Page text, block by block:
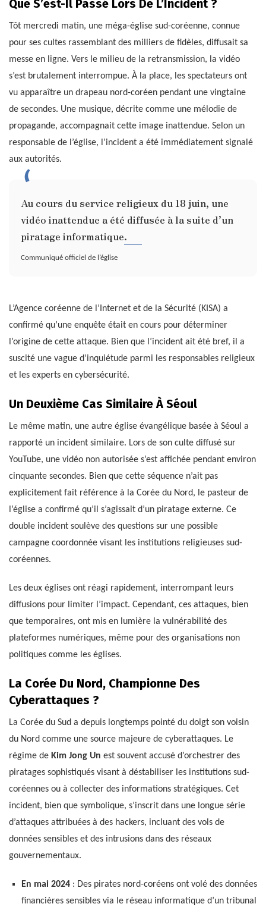
Que S’est-Il Passé Lors De L’Incident ?
Tôt mercredi matin, une méga-église sud-coréenne, connue
pour ses cultes rassemblant des milliers de fidèles, diffusait sa
messe en ligne. Vers le milieu de la retransmission, la vidéo
s’est brutalement interrompue. À la place, les spectateurs ont
vu apparaître un drapeau nord-coréen pendant une vingtaine
de secondes. Une musique, décrite comme une mélodie de
propagande, accompagnait cette image inattendue. Selon un
responsable de l’église, l’incident a été immédiatement signalé
aux autorités.
Au cours du service religieux du 18 juin, une
vidéo inattendue a été diffusée à la suite d’un
piratage informatique.
Communiqué officiel de l’église
L’Agence coréenne de l’Internet et de la Sécurité (KISA) a
confirmé qu’une enquête était en cours pour déterminer
l’origine de cette attaque. Bien que l’incident ait été bref, il a
suscité une vague d’inquiétude parmi les responsables religieux
et les experts en cybersécurité.
Un Deuxième Cas Similaire À Séoul
Le même matin, une autre église évangélique basée à Séoul a
rapporté un incident similaire. Lors de son culte diffusé sur
YouTube, une vidéo non autorisée s’est affichée pendant environ
cinquante secondes. Bien que cette séquence n’ait pas
explicitement fait référence à la Corée du Nord, le pasteur de
l’église a confirmé qu’il s’agissait d’un piratage externe. Ce
double incident soulève des questions sur une possible
campagne coordonnée visant les institutions religieuses sud-
coréennes.
Les deux églises ont réagi rapidement, interrompant leurs
diffusions pour limiter l’impact. Cependant, ces attaques, bien
que temporaires, ont mis en lumière la vulnérabilité des
plateformes numériques, même pour des organisations non
politiques comme les églises.
La Corée Du Nord, Championne Des
Cyberattaques ?
La Corée du Sud a depuis longtemps pointé du doigt son voisin
du Nord comme une source majeure de cyberattaques. Le
régime de Kim Jong Un est souvent accusé d’orchestrer des
piratages sophistiqués visant à déstabiliser les institutions sud-
coréennes ou à collecter des informations stratégiques. Cet
incident, bien que symbolique, s’inscrit dans une longue série
d’attaques attribuées à des hackers, incluant des vols de
données sensibles et des intrusions dans des réseaux
gouvernementaux.
En mai 2024: Des pirates nord-coréens ont volé des données
financières sensibles via le réseau informatique d’un tribunal